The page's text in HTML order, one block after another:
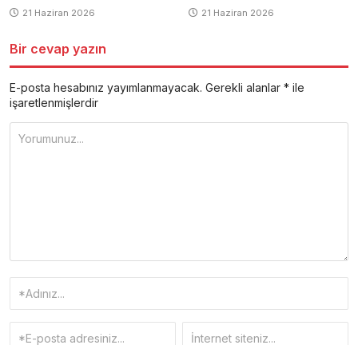
21 Haziran 2026 21 Haziran 2026
Bir cevap yazın
E-posta hesabınız yayımlanmayacak. Gerekli alanlar * ile
işaretlenmişlerdir